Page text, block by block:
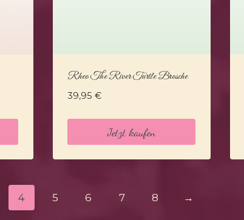
Rheo The River Turtle Brosche
39,95€
Jetzt kaufen
4 5 6 7 8 →